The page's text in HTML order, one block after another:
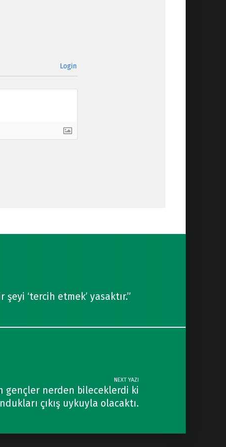
Login
‘tercih etmek’ yasaktır.”
NEXT YAZI
gençler nerden bileceklerdi ki
çıkış uykuyla olacaktı.